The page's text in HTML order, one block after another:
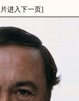
进入下一页]